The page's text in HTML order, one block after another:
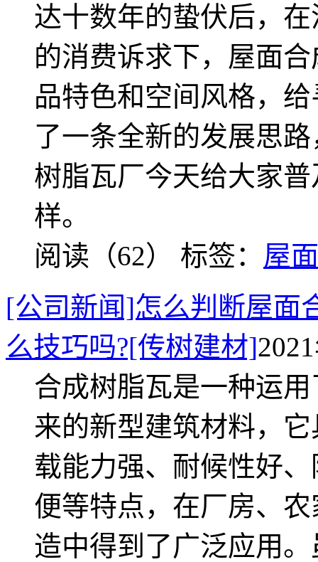
达十数年的蛰伏后，
的消费诉求下，屋面
品特色和空间风格，
了一条全新的发展思
树脂瓦厂今天给大家
样。
阅读（62） 标签： 屋
[公司新闻]怎么判断屋面
么技巧吗?[传树建材]
合成树脂瓦是一种运
来的新型建筑材料，
载能力强、耐候性好
便等特点，在厂房、
造中得到了广泛应用